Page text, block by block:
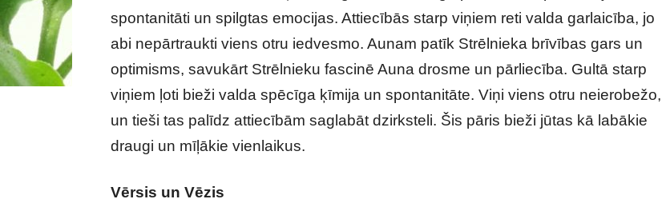
spontanitāti un spilgtas emocijas. Attiecībās starp viņiem reti valda garlaicība, jo
abi nepārtraukti viens otru iedvesmo. Aunam patīk Strēlnieka brīvības gars un
optimisms, savukārt Strēlnieku fascinē Auna drosme un pārliecība. Gultā starp
viņiem ļoti bieži valda spēcīga ķīmija un spontanitāte. Viņi viens otru neierobežo,
un tieši tas palīdz attiecībām saglabāt dzirksteli. Šis pāris bieži jūtas kā labākie
draugi un mīļākie vienlaikus.
Vērsis un Vēzis